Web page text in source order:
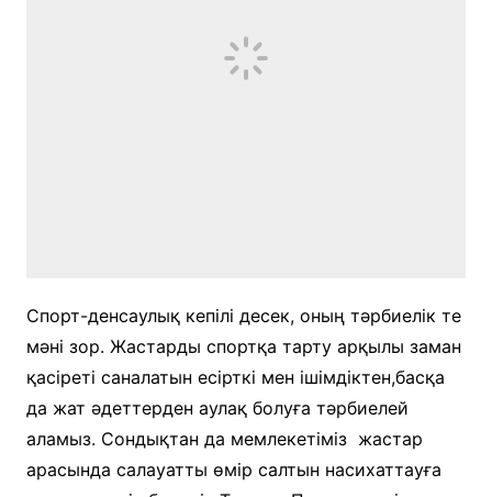
Спорт-денсаулық кепілі десек, оның тәрбиелік те
мәні зор. Жастарды спортқа тарту арқылы заман
қасіреті саналатын есірткі мен ішімдіктен,басқа
да жат әдеттерден аулақ болуға тәрбиелей
аламыз. Сондықтан да мемлекетіміз жастар
арасында салауатты өмір салтын насихаттауға